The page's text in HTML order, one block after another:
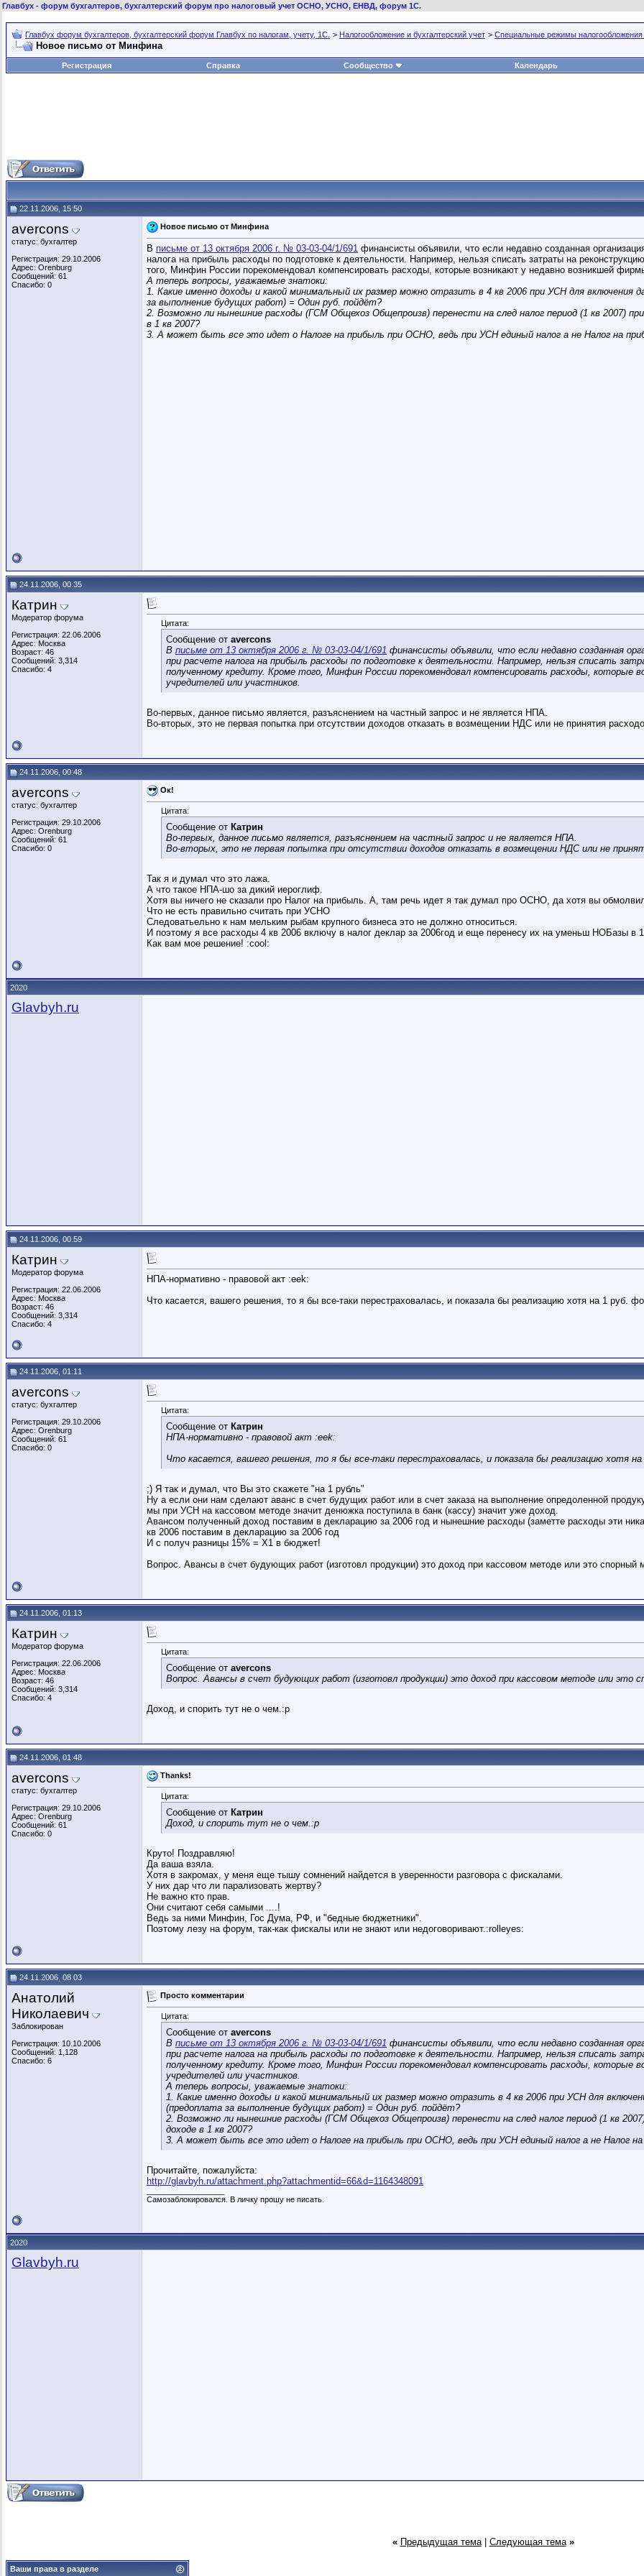
Главбух - форум бухгалтеров, бухгалтерский форум про налоговый учет ОСНО, УСНО, ЕНВД, форум 1С.
Главбух форум бухгалтеров, бухгалтерский форум Главбух по налогам, учету, 1С. > Налогообложение и бухгалтерский учет > Специальные режимы
Новое письмо от Минфина
Регистрация Справка Сообщество Календарь
22.11.2006, 15:50
avercons
статус: бухгалтер
Регистрация: 29.10.2006
Адрес: Orenburg
Сообщений: 61
Спасибо: 0
Новое письмо от Минфина
В письме от 13 октября 2006 г. № 03-03-04/1/691 финансисты объявили, что если недавно созданная
налога на прибыль расходы по подготовке к деятельности. Например, нельзя списать затраты на
того, Минфин России порекомендовал компенсировать расходы, которые возникают у недавно возникшей
А теперь вопросы, уважаемые знатоки:
1. Какие именно доходы и какой минимальный их размер можно отразить в 4 кв 2006 при УСН для
за выполнение будущих работ) = Один руб. пойдёт?
2. Возможно ли нынешние расходы (ГСМ Общехоз Общепроизв) перенести на след налог период (1 кв 2007)
в 1 кв 2007?
3. А может быть все это идет о Налоге на прибыль при ОСНО, ведь при УСН единый налог а не Налог на
24.11.2006, 00:35
Катрин
Модератор форума
Регистрация: 22.06.2006
Адрес: Москва
Возраст: 46
Сообщений: 3,314
Спасибо: 4
Цитата:
Сообщение от avercons
В письме от 13 октября 2006 г. № 03-03-04/1/691 финансисты объявили, что если недавно созданная
при расчете налога на прибыль расходы по подготовке к деятельности. Например, нельзя списать
полученному кредиту. Кроме того, Минфин России порекомендовал компенсировать расходы, которые
учредителей или участников.
Во-первых, данное письмо является, разъяснением на частный запрос и не является НПА.
Во-вторых, это не первая попытка при отсутствии доходов отказать в возмещении НДС или не принятия
24.11.2006, 00:48
avercons
статус: бухгалтер
Регистрация: 29.10.2006
Адрес: Orenburg
Сообщений: 61
Спасибо: 0
Ок!
Цитата:
Сообщение от Катрин
Во-первых, данное письмо является, разъяснением на частный запрос и не является НПА.
Во-вторых, это не первая попытка при отсутствии доходов отказать в возмещении НДС или не
Так я и думал что это лажа.
А что такое НПА-шо за дикий иероглиф.
Хотя вы ничего не сказали про Налог на прибыль. А, там речь идет я так думал про ОСНО, да хотя вы
Что не есть правильно считать при УСНО
Следоватьельно к нам мельким рыбам крупного бизнеса это не должно относиться.
И поэтому я все расходы 4 кв 2006 включу в налог деклар за 2006год и еще перенесу их на уменьш НОБазы в 1
Как вам мое решение! :cool:
2020
Glavbyh.ru
24.11.2006, 00:59
Катрин
Модератор форума
Регистрация: 22.06.2006
Адрес: Москва
Возраст: 46
Сообщений: 3,314
Спасибо: 4
НПА-нормативно - правовой акт :eek:
Что касается, вашего решения, то я бы все-таки перестраховалась, и показала бы реализацию хотя на 1 руб.
24.11.2006, 01:11
avercons
статус: бухгалтер
Регистрация: 29.10.2006
Адрес: Orenburg
Сообщений: 61
Спасибо: 0
Цитата:
Сообщение от Катрин
НПА-нормативно - правовой акт :eek:
Что касается, вашего решения, то я бы все-таки перестраховалась, и показала бы реализацию хотя
;) Я так и думал, что Вы это скажете "на 1 рубль"
Ну а если они нам сделают аванс в счет будущих работ или в счет заказа на выполнение опредоленной
мы при УСН на кассовом методе значит денюжка поступила в банк (кассу) значит уже доход.
Авансом полученный доход поставим в декларацию за 2006 год и нынешние расходы (заметте расходы эти
кв 2006 поставим в декларацию за 2006 год
И с получ разницы 15% = Х1 в бюджет!
Вопрос. Авансы в счет будующих работ (изготовл продукции) это доход при кассовом методе или это спорный
24.11.2006, 01:13
Катрин
Модератор форума
Регистрация: 22.06.2006
Адрес: Москва
Возраст: 46
Сообщений: 3,314
Спасибо: 4
Цитата:
Сообщение от avercons
Вопрос. Авансы в счет будующих работ (изготовл продукции) это доход при кассовом методе или это
Доход, и спорить тут не о чем.:p
24.11.2006, 01:48
avercons
статус: бухгалтер
Регистрация: 29.10.2006
Адрес: Orenburg
Сообщений: 61
Спасибо: 0
Thanks!
Цитата:
Сообщение от Катрин
Доход, и спорить тут не о чем.:p
Круто! Поздравляю!
Да ваша взяла.
Хотя в закромах, у меня еще тышу сомнений найдется в уверенности разговора с фискалами.
У них дар что ли парализовать жертву?
Не важно кто прав.
Они считают себя самыми ....!
Ведь за ними Минфин, Гос Дума, РФ, и "бедные бюджетники".
Поэтому лезу на форум, так-как фискалы или не знают или недоговоривают.:rolleyes:
24.11.2006, 08:03
Анатолий
Николаевич
Заблокирован
Регистрация: 10.10.2006
Сообщений: 1,128
Спасибо: 6
Просто комментарии
Цитата:
Сообщение от avercons
В письме от 13 октября 2006 г. № 03-03-04/1/691 финансисты объявили, что если недавно созданная
при расчете налога на прибыль расходы по подготовке к деятельности. Например, нельзя списать
полученному кредиту. Кроме того, Минфин России порекомендовал компенсировать расходы, которые
учредителей или участников.
А теперь вопросы, уважаемые знатоки:
1. Какие именно доходы и какой минимальный их размер можно отразить в 4 кв 2006 при УСН для
(предоплата за выполнение будущих работ) = Один руб. пойдёт?
2. Возможно ли нынешние расходы (ГСМ Общехоз Общепроизв) перенести на след налог период (1 кв
доходе в 1 кв 2007?
3. А может быть все это идет о Налоге на прибыль при ОСНО, ведь при УСН единый налог а не Налог на
Прочитайте, пожалуйста:
http://glavbyh.ru/attachment.php?attachmentid=66&d=1164348091
Самозаблокировался. В личку прошу не писать.
2020
Glavbyh.ru
« Предыдущая тема| Следующая тема »
Ваши права в разделе